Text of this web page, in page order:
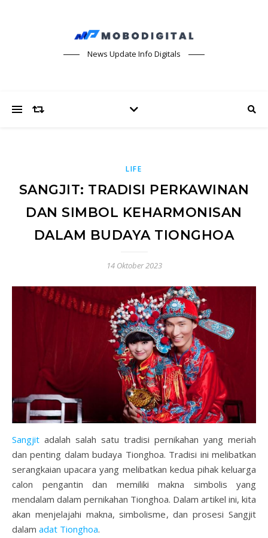
News Update Info Digitals
LIFE
SANGJIT: TRADISI PERKAWINAN
DAN SIMBOL KEHARMONISAN
DALAM BUDAYA TIONGHOA
14 Oktober 2023
Sangjit adalah salah satu tradisi pernikahan yang meriah
dan penting dalam budaya Tionghoa. Tradisi ini melibatkan
serangkaian upacara yang melibatkan kedua pihak keluarga
calon pengantin dan memiliki makna simbolis yang
mendalam dalam pernikahan Tionghoa. Dalam artikel ini, kita
akan menjelajahi makna, simbolisme, dan prosesi Sangjit
dalam adat Tionghoa.